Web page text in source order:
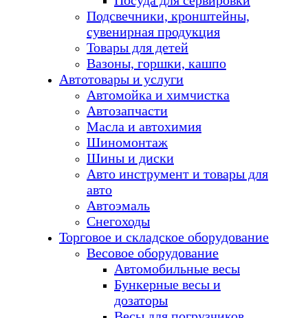
Подсвечники, кронштейны,
сувенирная продукция
Товары для детей
Вазоны, горшки, кашпо
Автотовары и услуги
Автомойка и химчистка
Автозапчасти
Масла и автохимия
Шиномонтаж
Шины и диски
Авто инструмент и товары для
авто
Автоэмаль
Снегоходы
Торговое и складское оборудование
Весовое оборудование
Автомобильные весы
Бункерные весы и
дозаторы